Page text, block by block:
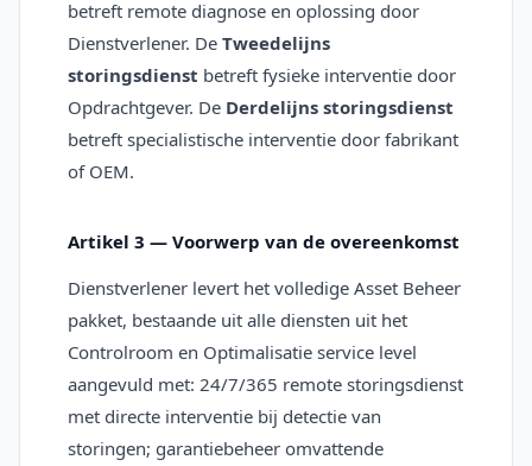
betreft remote diagnose en oplossing door
Dienstverlener. De Tweedelijns
storingsdienst betreft fysieke interventie door
Opdrachtgever. De Derdelijns storingsdienst
betreft specialistische interventie door fabrikant
of OEM.
Artikel 3 — Voorwerp van de overeenkomst
Dienstverlener levert het volledige Asset Beheer
pakket, bestaande uit alle diensten uit het
Controlroom en Optimalisatie service level
aangevuld met: 24/7/365 remote storingsdienst
met directe interventie bij detectie van
storingen; garantiebeheer omvattende